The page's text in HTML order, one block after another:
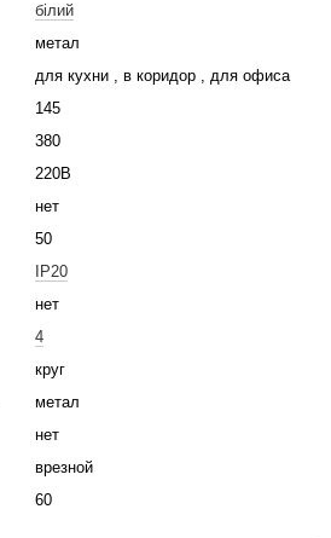
білий
метал
для кухни , в коридор , для офиса
145
380
220В
нет
50
IP20
нет
4
круг
метал
нет
врезной
60